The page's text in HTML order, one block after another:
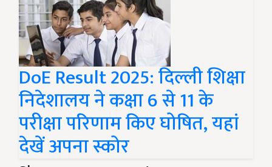
DoE Result 2025: दिल्ली शिक्षा
निदेशालय ने कक्षा 6 से 11 के
परीक्षा परिणाम किए घोषित, यहां
देखें अपना स्कोर